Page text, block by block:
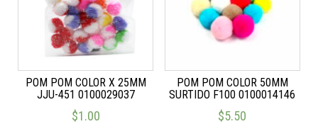
POM POM COLOR X 25MM
JJU-451 0100029037
$1.00
POM POM COLOR 50MM
SURTIDO F100 0100014146
$5.50